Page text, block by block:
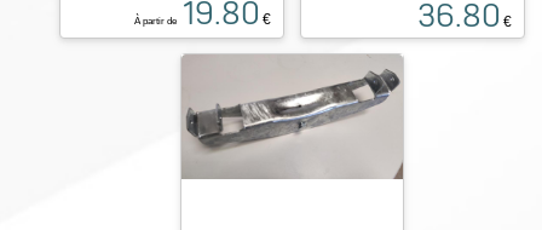
À partir de 19.80 € 36.80 €